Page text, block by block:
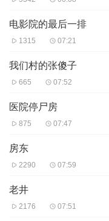
电影院的最后一排
1315 07:21
我们村的张傻子
665 07:52
医院停尸房
875 07:47
房东
2290 07:59
老井
2176 07:51